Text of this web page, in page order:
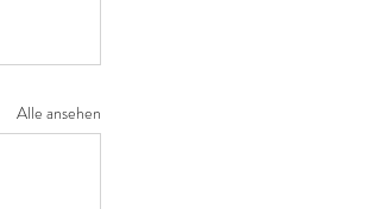
Alle ansehen